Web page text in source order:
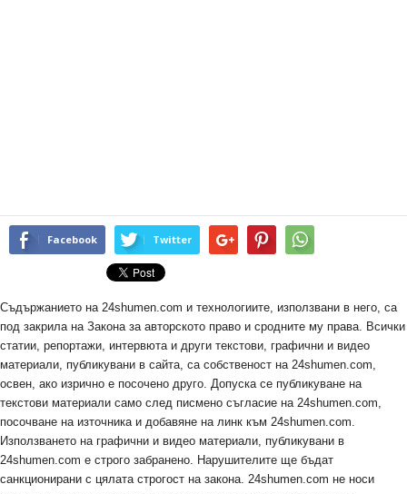
Facebook Twitter
Съдържанието на 24shumen.com и технологиите, използвани в него, са
под закрила на Закона за авторското право и сродните му права. Всички
статии, репортажи, интервюта и други текстови, графични и видео
материали, публикувани в сайта, са собственост на 24shumen.com,
освен, ако изрично е посочено друго. Допуска се публикуване на
текстови материали само след писмено съгласие на 24shumen.com,
посочване на източника и добавяне на линк към 24shumen.com.
Използването на графични и видео материали, публикувани в
24shumen.com е строго забранено. Нарушителите ще бъдат
санкционирани с цялата строгост на закона. 24shumen.com не носи